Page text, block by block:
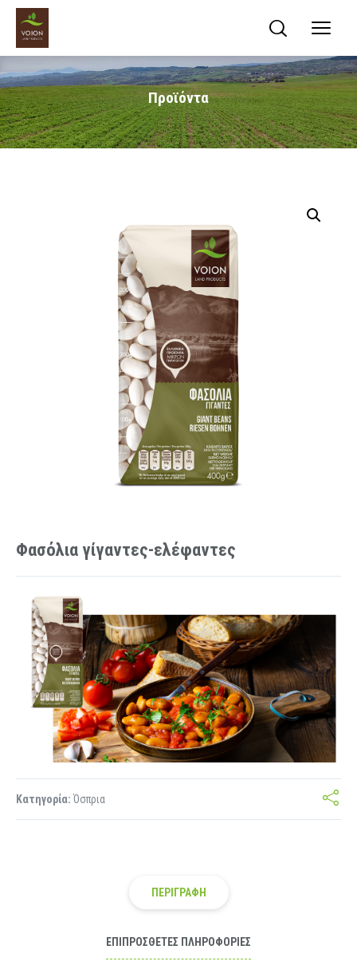
Προϊόντα
Φασόλια γίγαντες-ελέφαντες
Κατηγορία: Όσπρια
ΠΕΡΙΓΡΑΦΉ
ΕΠΙΠΡΌΣΘΕΤΕΣ ΠΛΗΡΟΦΟΡΊΕΣ